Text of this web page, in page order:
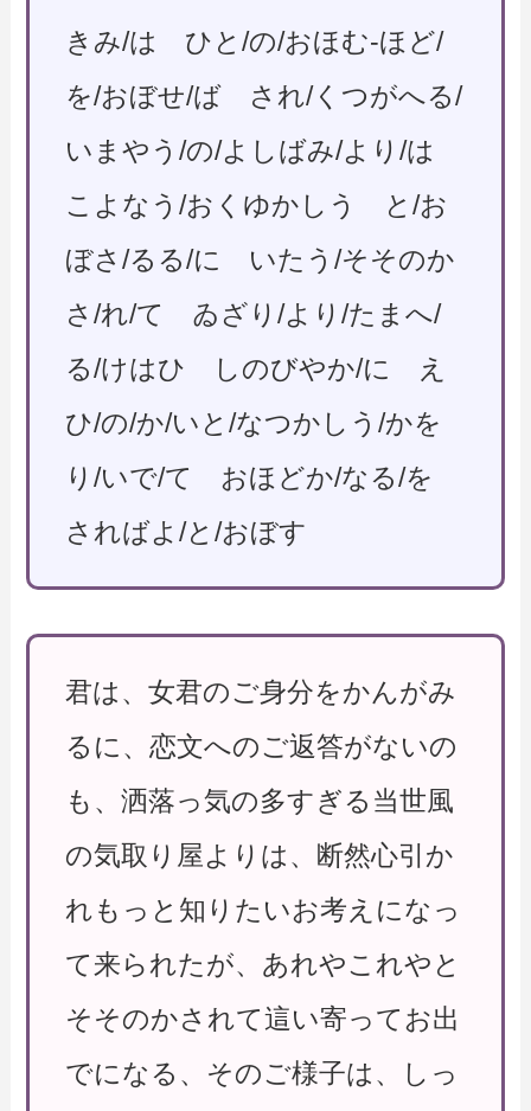
きみ/は ひと/の/おほむ-ほど/
を/おぼせ/ば され/くつがへる/
いまやう/の/よしばみ/より/は
こよなう/おくゆかしう と/お
ぼさ/るる/に いたう/そそのか
さ/れ/て ゐざり/より/たまへ/
る/けはひ しのびやか/に え
ひ/の/か/いと/なつかしう/かを
り/いで/て おほどか/なる/を
さればよ/と/おぼす
君は、女君のご身分をかんがみ
るに、恋文へのご返答がないの
も、洒落っ気の多すぎる当世風
の気取り屋よりは、断然心引か
れもっと知りたいお考えになっ
て来られたが、あれやこれやと
そそのかされて這い寄ってお出
でになる、そのご様子は、しっ